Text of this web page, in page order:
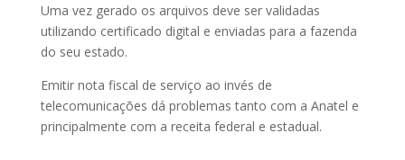
Uma vez gerado os arquivos deve ser validadas
utilizando certificado digital e enviadas para a fazenda
do seu estado.
Emitir nota fiscal de serviço ao invés de
telecomunicações dá problemas tanto com a Anatel e
principalmente com a receita federal e estadual.